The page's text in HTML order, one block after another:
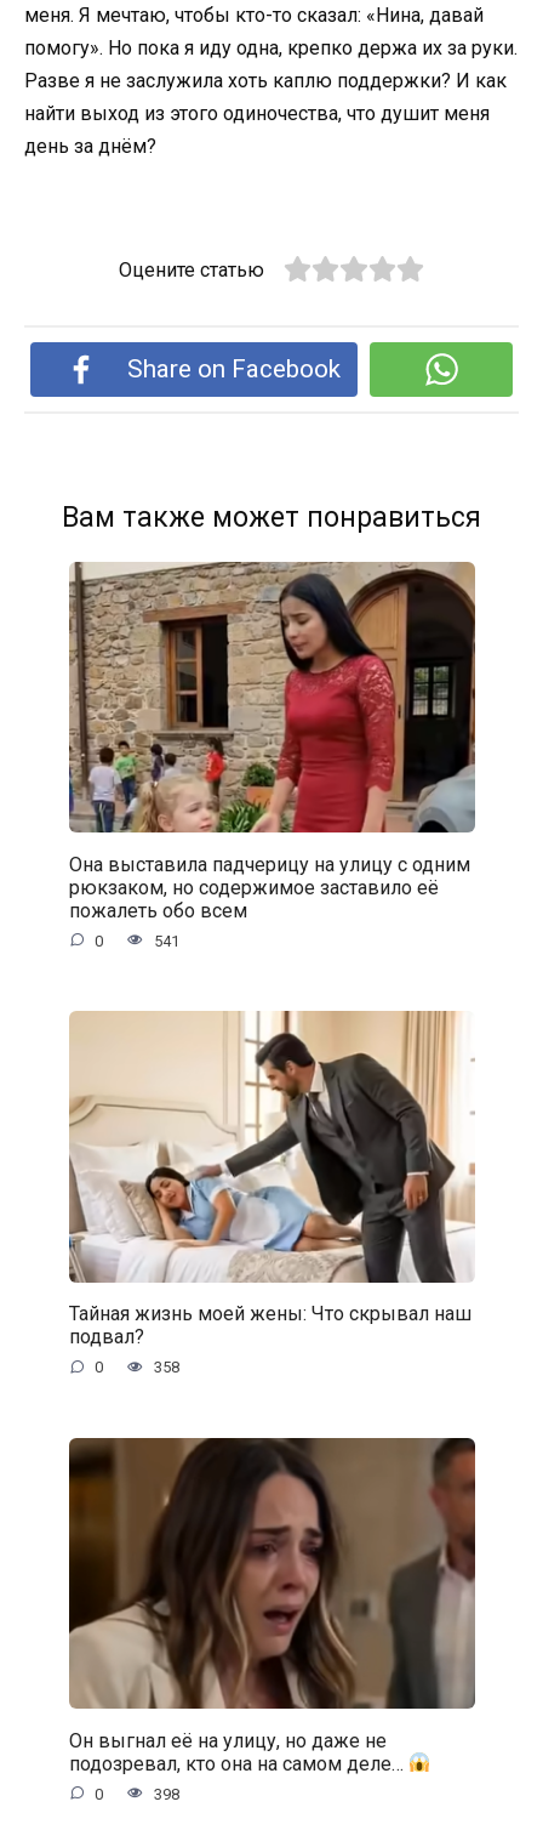
меня. Я мечтаю, чтобы кто-то сказал: «Нина, давай
помогу». Но пока я иду одна, крепко держа их за руки.
Разве я не заслужила хоть каплю поддержки? И как
найти выход из этого одиночества, что душит меня
день за днём?
Оцените статью
Share on Facebook
Вам также может понравиться
Она выставила падчерицу на улицу с одним
рюкзаком, но содержимое заставило её
пожалеть обо всем
0 541
Тайная жизнь моей жены: Что скрывал наш
подвал?
0 358
Он выгнал её на улицу, но даже не
подозревал, кто она на самом деле…
0 398